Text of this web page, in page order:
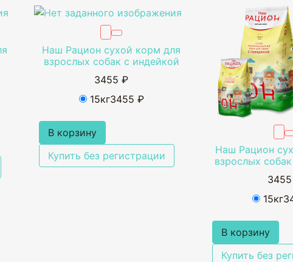
Наш Рацион сухой корм для
взрослых собак с индейкой
3455 ₽
15кг3455 ₽
В корзину
Купить без регистрации
Наш Рацион
взрослых
15кг
В корзину
Купить без